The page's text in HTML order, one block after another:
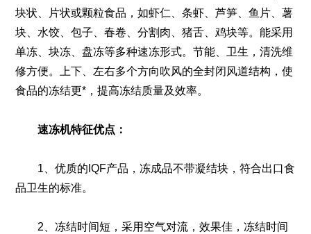
块状、片状或颗粒食品，如虾仁、条虾、芦笋、鱼片、薯
块、水饺、包子、春卷、分割肉、猪舌、鸡块等。能采用
单冻、块冻、盘冻等多种速冻形式。节能、卫生，清洗维
修方便。上下、左右多个方向吹风的全封闭风道结构，使
食品的冻结更*，提高冻结质量及效率。
速冻机特征优点：
1、优质的IQF产品，冻成品不带凝结块，符合出口食
品卫生的标准。
2、冻结时间短，采用空气对流，效果佳，冻结时间